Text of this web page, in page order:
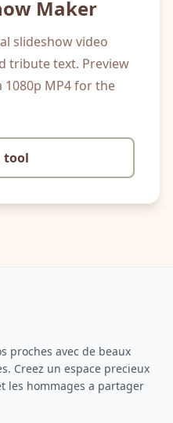
Maker
slideshow video
tribute text. Preview
MP4 for the
tool
proches avec de beaux
Creez un espace precieux
les hommages a partager